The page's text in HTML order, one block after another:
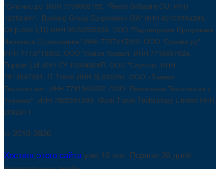
"Суточно.ру" ИНН 7709908155. "Renot Software OU" ИНН
12352497. "Booking Group Corporation SIA" ИНН 40103394295.
Ctrip.com LTD ИНН 06/30555538. ООО "Партнерская Программа
Черехапа Страхование" ИНН 7707415919. OOO "Сравни.ру"
ИНН 7710718303. ООО "Левел Тревел" ИНН 7716697924.
Tripster Ltd ИНН CY 10394908R. ООО "Спутник" ИНН
7814547081. IT Travel ИНН SL024264. ООО «Тревел
Технологии». ИНН 7731340252. ООО "Рекламные Технологии в
Туризме". ИНН 7802591590. Klook Travel Technology Limited ИНН
2092911
© 2010-2026
Хостинг этого сайта уже 10 лет. Первые 30 дней